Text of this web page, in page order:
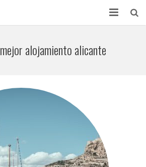
mejor alojamiento alicante